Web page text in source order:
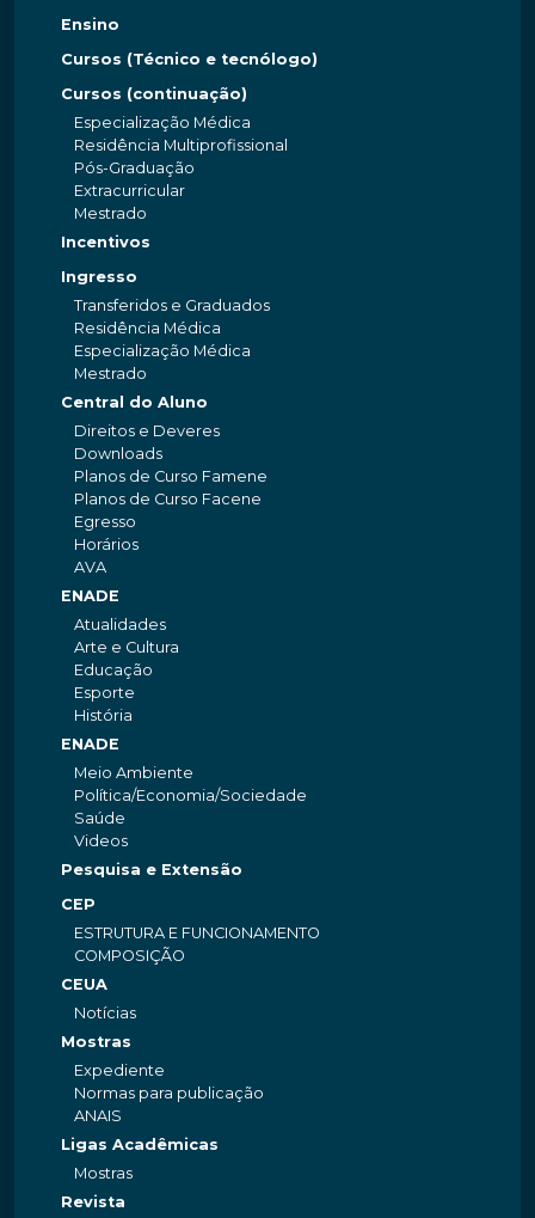
Ensino
Cursos (Técnico e tecnólogo)
Cursos (continuação)
Especialização Médica
Residência Multiprofissional
Pós-Graduação
Extracurricular
Mestrado
Incentivos
Ingresso
Transferidos e Graduados
Residência Médica
Especialização Médica
Mestrado
Central do Aluno
Direitos e Deveres
Downloads
Planos de Curso Famene
Planos de Curso Facene
Egresso
Horários
AVA
ENADE
Atualidades
Arte e Cultura
Educação
Esporte
História
ENADE
Meio Ambiente
Política/Economia/Sociedade
Saúde
Videos
Pesquisa e Extensão
CEP
ESTRUTURA E FUNCIONAMENTO
COMPOSIÇÃO
CEUA
Notícias
Mostras
Expediente
Normas para publicação
ANAIS
Ligas Acadêmicas
Mostras
Revista